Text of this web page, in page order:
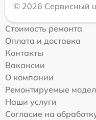
© 2026 Сервисный
Стоимость ремонта
Оплата и доставка
Контакты
Вакансии
О компании
Ремонтируемые
Наши услуги
Согласие на